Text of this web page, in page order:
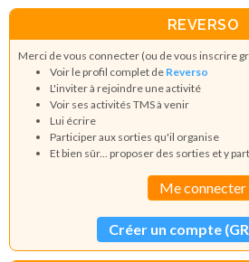
REVERSO
Merci de vous connecter (ou de vous inscrire
Voir le profil complet de Reverso
L'inviter à rejoindre une activité
Voir ses activités TMS à venir
Lui écrire
Participer aux sorties qu'il organise
Et bien sûr... proposer des sorties et y
Me connecter
Créer un compte